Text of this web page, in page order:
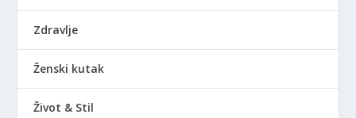
Zdravlje
Ženski kutak
Život & Stil